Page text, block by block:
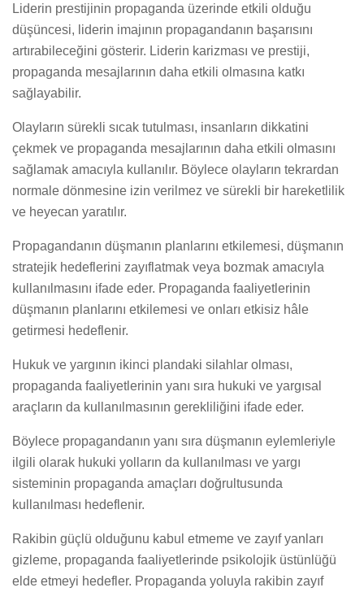
Liderin prestijinin propaganda üzerinde etkili olduğu
düşüncesi, liderin imajının propagandanın başarısını
artırabileceğini gösterir. Liderin karizması ve prestiji,
propaganda mesajlarının daha etkili olmasına katkı
sağlayabilir.
Olayların sürekli sıcak tutulması, insanların dikkatini
çekmek ve propaganda mesajlarının daha etkili olmasını
sağlamak amacıyla kullanılır. Böylece olayların tekrardan
normale dönmesine izin verilmez ve sürekli bir hareketlilik
ve heyecan yaratılır.
Propagandanın düşmanın planlarını etkilemesi, düşmanın
stratejik hedeflerini zayıflatmak veya bozmak amacıyla
kullanılmasını ifade eder. Propaganda faaliyetlerinin
düşmanın planlarını etkilemesi ve onları etkisiz hâle
getirmesi hedeflenir.
Hukuk ve yargının ikinci plandaki silahlar olması,
propaganda faaliyetlerinin yanı sıra hukuki ve yargısal
araçların da kullanılmasının gerekliliğini ifade eder.
Böylece propagandanın yanı sıra düşmanın eylemleriyle
ilgili olarak hukuki yolların da kullanılması ve yargı
sisteminin propaganda amaçları doğrultusunda
kullanılması hedeflenir.
Rakibin güçlü olduğunu kabul etmeme ve zayıf yanları
gizleme, propaganda faaliyetlerinde psikolojik üstünlüğü
elde etmeyi hedefler. Propaganda yoluyla rakibin zayıf